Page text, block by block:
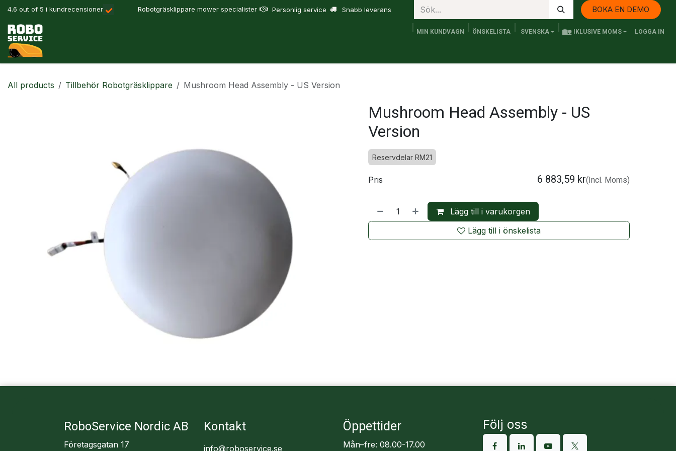
Hoppa till innehåll
4.6 out of 5 i kundrecensioner Robotgräsklippare mower specialister Personlig service Snabb leverans BOKA EN DEMO
MIN KUNDVAGN ÖNSKELISTA SVENSKA 🏡 IKLUSIVE MOMS LOGGA IN
Våra produkter
All products Tillbehör Robotgräsklippare Mushroom Head Assembly - US Version
Mushroom Head Assembly - US
Version
Reservdelar RM21
Lägg till i varukorgen
Lägg till i önskelista
Pris 6 883,59 kr(Incl. Moms)
RoboService Nordic AB
Företagsgatan 17
Kontakt
info@roboservice.se
Öppettider
Mån–fre: 08.00-17.00
Följ oss